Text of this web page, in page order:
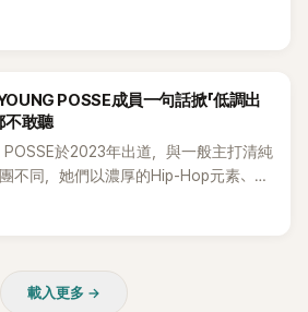
飯店門口時竟被路人認出，還一路替
POSSE成員一句話掀「低調出
不敢聽
於2023年出道，與一般主打清純
不同，她們以濃厚的Hip-Hop元素、自
作為特色，MV也融入美式街頭、塗
載入更多 →